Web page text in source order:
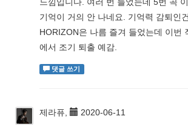
기억이 거의 안 나네요. 기억력 감퇴인
HORIZON은 나름 즐겨 들었는데 이번
에서 조기 퇴출 예감.
댓글 쓰기
제라퓨,
2020-06-11